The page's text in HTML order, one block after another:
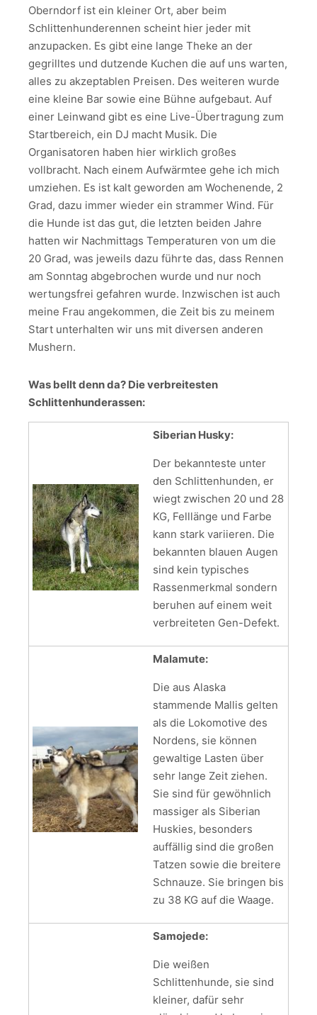
Oberndorf ist ein kleiner Ort, aber beim
Schlittenhunderennen scheint hier jeder mit
anzupacken. Es gibt eine lange Theke an der
gegrilltes und dutzende Kuchen die auf uns warten,
alles zu akzeptablen Preisen. Des weiteren wurde
eine kleine Bar sowie eine Bühne aufgebaut. Auf
einer Leinwand gibt es eine Live-Übertragung zum
Startbereich, ein DJ macht Musik. Die
Organisatoren haben hier wirklich großes
vollbracht. Nach einem Aufwärmtee gehe ich mich
umziehen. Es ist kalt geworden am Wochenende, 2
Grad, dazu immer wieder ein strammer Wind. Für
die Hunde ist das gut, die letzten beiden Jahre
hatten wir Nachmittags Temperaturen von um die
20 Grad, was jeweils dazu führte das, dass Rennen
am Sonntag abgebrochen wurde und nur noch
wertungsfrei gefahren wurde. Inzwischen ist auch
meine Frau angekommen, die Zeit bis zu meinem
Start unterhalten wir uns mit diversen anderen
Mushern.
Was bellt denn da? Die verbreitesten
Schlittenhunderassen:
Siberian Husky:
Der bekannteste unter
den Schlittenhunden, er
wiegt zwischen 20 und 28
KG, Felllänge und Farbe
kann stark variieren. Die
bekannten blauen Augen
sind kein typisches
Rassenmerkmal sondern
beruhen auf einem weit
verbreiteten Gen-Defekt.
Malamute:
Die aus Alaska
stammende Mallis gelten
als die Lokomotive des
Nordens, sie können
gewaltige Lasten über
sehr lange Zeit ziehen.
Sie sind für gewöhnlich
massiger als Siberian
Huskies, besonders
auffällig sind die großen
Tatzen sowie die breitere
Schnauze. Sie bringen bis
zu 38 KG auf die Waage.
Samojede:
Die weißen
Schlittenhunde, sie sind
kleiner, dafür sehr